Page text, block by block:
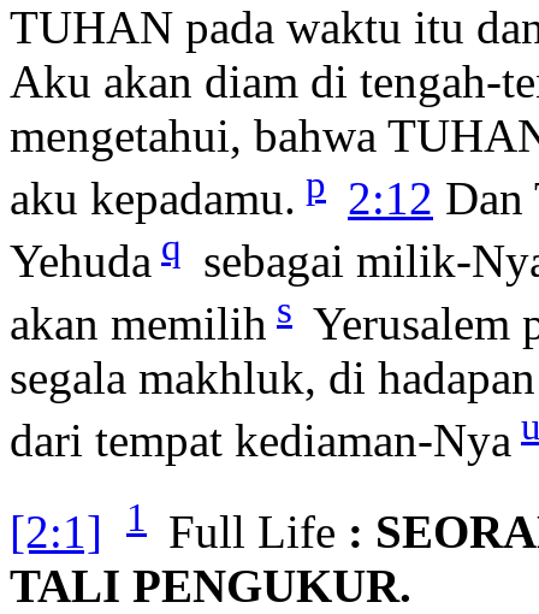
TUHAN pada waktu itu
Aku akan diam di tengah-
mengetahui, bahwa
aku kepadamu. p 2:12 Dan
Yehuda q sebagai milik-
akan memilih s Yerusalem
segala makhluk, di
dari tempat kediaman-Nya
[2:1] 1 Full Life :
TALI PENGUKUR.